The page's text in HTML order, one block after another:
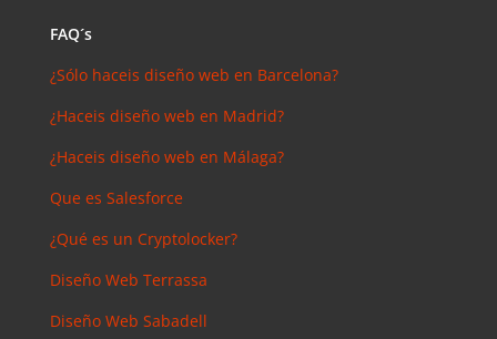
FAQ´s
¿Sólo haceis diseño web en Barcelona?
¿Haceis diseño web en Madrid?
¿Haceis diseño web en Málaga?
Que es Salesforce
¿Qué es un Cryptolocker?
Diseño Web Terrassa
Diseño Web Sabadell